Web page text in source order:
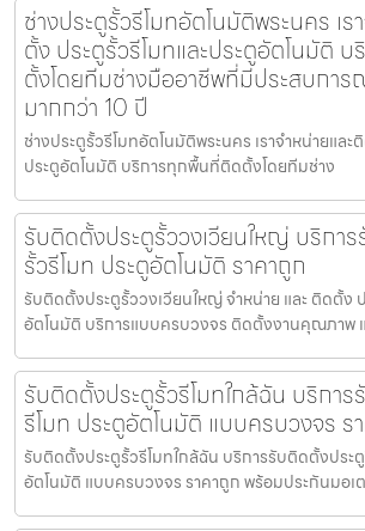
ช่างประตูรั้วรีโมทอัตโนมัติพระนคร เร
ตั้ง ประตูรั้วรีโมทและประตูอัตโนมัติ
ตั้งโดยทีมช่างมืออาชีพที่มีประสบการ
มากกว่า 10 ปี
ช่างประตูรั้วรีโมทอัตโนมัติพระนคร เราจำหน่ายและ
ประตูอัตโนมัติ บริการทุกพื้นที่ติดตั้งโดยทีมช่าง
รับติดตั้งประตูรั้ววงเวียนใหญ่ บริกา
รั้วรีโมท ประตูอัตโนมัติ ราคาถูก
รับติดตั้งประตูรั้ววงเวียนใหญ่ จำหน่าย และ ติดตั้ง
อัตโนมัติ บริการแบบครบวงจร ติดตั้งงานคุณภาพ
รับติดตั้งประตูรั้วรีโมทใกล้ฉัน บริกา
รีโมท ประตูอัตโนมัติ แบบครบวงจร ร
รับติดตั้งประตูรั้วรีโมทใกล้ฉัน บริการรับติดตั้งประ
อัตโนมัติ แบบครบวงจร ราคาถูก พร้อมประกันมอเต